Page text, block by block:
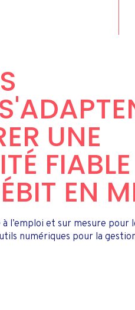
UNE
FIABLE
EN
l’emploi et sur mesure pour
numériques pour la